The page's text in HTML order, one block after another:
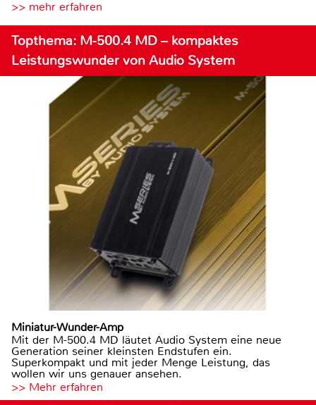
>> mehr erfahren
Topthema: M-500.4 MD – kompaktes
Leistungswunder von Audio System
Miniatur-Wunder-Amp
Mit der M-500.4 MD läutet Audio System eine neue
Generation seiner kleinsten Endstufen ein.
Superkompakt und mit jeder Menge Leistung, das
wollen wir uns genauer ansehen.
>> Mehr erfahren